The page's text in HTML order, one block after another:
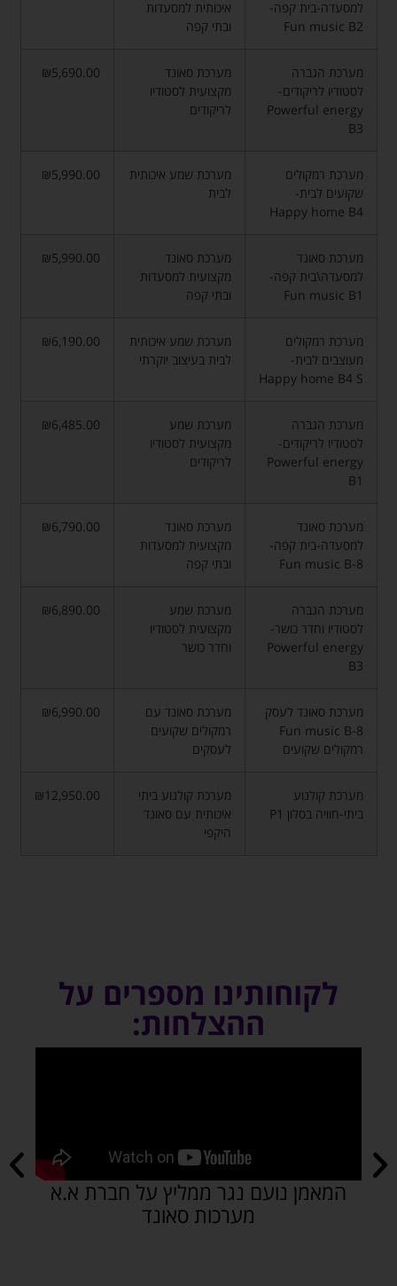
למסעדה-בית קפה-
Fun music B2
איכותית למסעדות
ובתי קפה
מערכת הגברה
לסטודיו לריקודים-
Powerful energy
B3
מערכת סאונד
מקצועית לסטודיו
לריקודים
₪5,690.00
מערכת רמקולים
שקועים לבית-
Happy home B4
מערכת שמע איכותית
לבית
₪5,990.00
מערכת סאונד
למסעדה\בית קפה-
Fun music B1
מערכת סאונד
מקצועית למסעדות
ובתי קפה
₪5,990.00
מערכת רמקולים
מעוצבים לבית-
Happy home B4 S
מערכת שמע איכותית
לבית בעיצוב יוקרתי
₪6,190.00
מערכת הגברה
לסטודיו לריקודים-
Powerful energy
B1
מערכת שמע
מקצועית לסטודיו
לריקודים
₪6,485.00
מערכת סאונד
למסעדה-בית קפה-
Fun music B-8
מערכת סאונד
מקצועית למסעדות
ובתי קפה
₪6,790.00
מערכת הגברה
לסטודיו וחדר כושר-
Powerful energy
B3
מערכת שמע
מקצועית לסטודיו
וחדר כושר
₪6,890.00
מערכת סאונד לעסק
Fun music B-8
רמקולים שקועים
מערכת סאונד עם
רמקולים שקועים
לעסקים
₪6,990.00
מערכת קולנוע
ביתי-חוויה בסלון P1
מערכת קולנוע ביתי
איכותית עם סאונד
היקפי
₪12,950.00
לקוחותינו מספרים על
ההצלחות:
המאמן נועם נגר ממליץ על חברת א.א
מערכות סאונד